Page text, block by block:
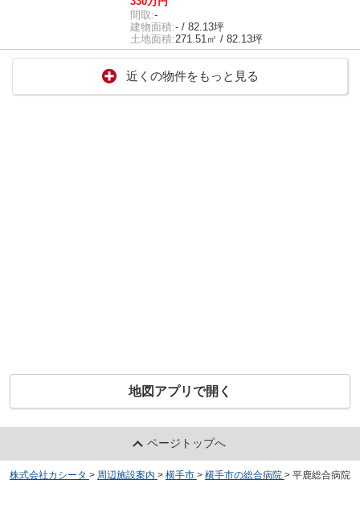
間取:-
建物面積:- / 82.13坪
土地面積:271.51㎡ / 82.13坪
近くの物件をもっと見る
地図アプリで開く
ページトップへ
株式会社カシータ > 周辺施設案内 > 横手市 > 横手市の総合病院 > 平鹿総合病院